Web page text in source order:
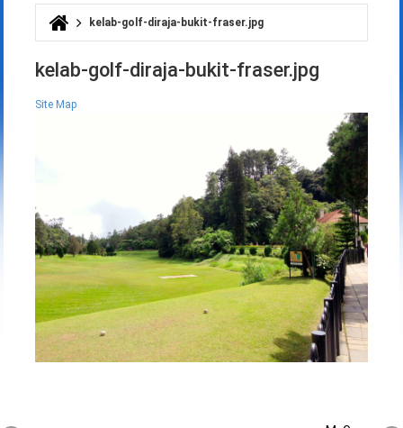
Anda di sinikelab-golf-diraja-bukit-fraser.jpg
kelab-golf-diraja-bukit-fraser.jpg
Site Map